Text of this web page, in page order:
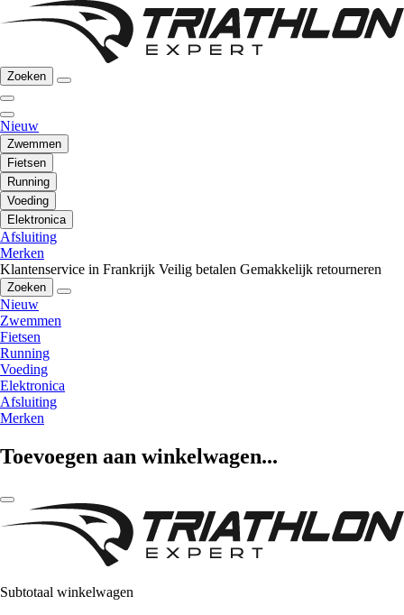
Zoeken
Nieuw
Zwemmen
Fietsen
Running
Voeding
Elektronica
Afsluiting
Merken
Klantenservice in Frankrijk Veilig betalen Gemakkelijk retourneren
Zoeken
Nieuw
Zwemmen
Fietsen
Running
Voeding
Elektronica
Afsluiting
Merken
Toevoegen aan winkelwagen...
Subtotaal winkelwagen